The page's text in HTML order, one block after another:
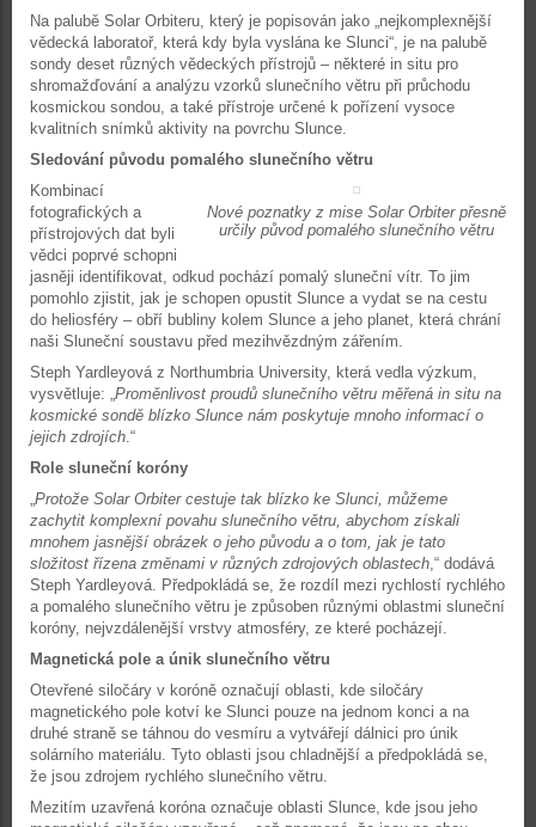
Na palubě Solar Orbiteru, který je popisován jako „nejkomplexnější
vědecká laboratoř, která kdy byla vyslána ke Slunci“, je na palubě
sondy deset různých vědeckých přístrojů – některé in situ pro
shromažďování a analýzu vzorků slunečního větru při průchodu
kosmickou sondou, a také přístroje určené k pořízení vysoce
kvalitních snímků aktivity na povrchu Slunce.
Sledování původu pomalého slunečního větru
Nové poznatky z mise Solar Orbiter přesně
určily původ pomalého slunečního větru
Kombinací
fotografických a
přístrojových dat byli
vědci poprvé schopni
jasněji identifikovat, odkud pochází pomalý sluneční vítr. To jim
pomohlo zjistit, jak je schopen opustit Slunce a vydat se na cestu
do heliosféry – obří bubliny kolem Slunce a jeho planet, která chrání
naši Sluneční soustavu před mezihvězdným zářením.
Steph Yardleyová z Northumbria University, která vedla výzkum,
vysvětluje: „Proměnlivost proudů slunečního větru měřená in situ na
kosmické sondě blízko Slunce nám poskytuje mnoho informací o
jejich zdrojích.“
Role sluneční koróny
„Protože Solar Orbiter cestuje tak blízko ke Slunci, můžeme
zachytit komplexní povahu slunečního větru, abychom získali
mnohem jasnější obrázek o jeho původu a o tom, jak je tato
složitost řízena změnami v různých zdrojových oblastech,“ dodává
Steph Yardleyová. Předpokládá se, že rozdíl mezi rychlostí rychlého
a pomalého slunečního větru je způsoben různými oblastmi sluneční
koróny, nejvzdálenější vrstvy atmosféry, ze které pocházejí.
Magnetická pole a únik slunečního větru
Otevřené siločáry v koróně označují oblasti, kde siločáry
magnetického pole kotví ke Slunci pouze na jednom konci a na
druhé straně se táhnou do vesmíru a vytvářejí dálnici pro únik
solárního materiálu. Tyto oblasti jsou chladnější a předpokládá se,
že jsou zdrojem rychlého slunečního větru.
Mezitím uzavřená koróna označuje oblasti Slunce, kde jsou jeho